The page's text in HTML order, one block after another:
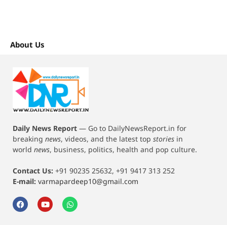
About Us
Daily News Report — Go to DailyNewsReport.in for
breaking news, videos, and the latest top stories in
world news, business, politics, health and pop culture.
Contact Us: +91 90235 25632, +91 9417 313 252
E-mail: varmapardeep10@gmail.com